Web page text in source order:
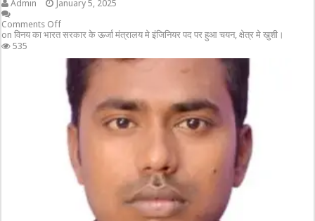
Admin
January 5, 2025
Comments Off
on विनय का भारत सरकार के ऊर्जा मंत्रालय मे इंजिनियर पद पर हुआ चयन, क्षेत्र मे खुशी।
535